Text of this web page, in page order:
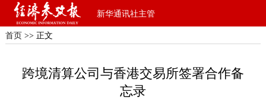
新华通讯社主管
首页 >> 正文
跨境清算公司与香港交易所签署合作备
忘录